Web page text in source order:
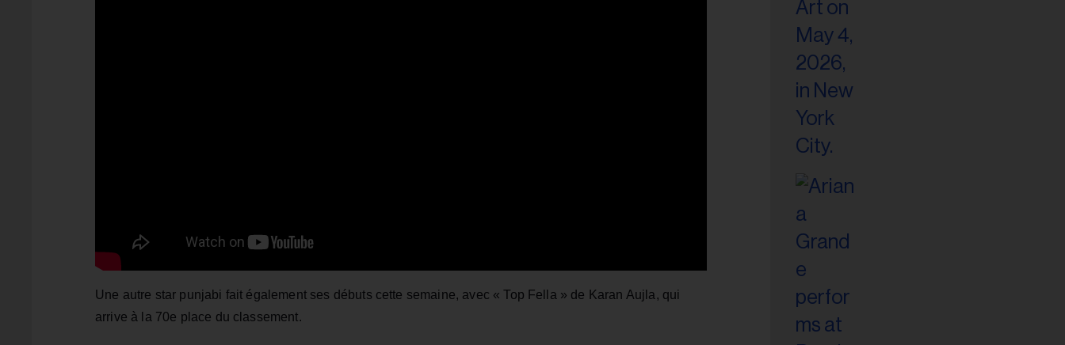
Une autre star punjabi fait également ses débuts cette semaine, avec « Top Fella » de Karan Aujla, qui
arrive à la 70e place du classement.